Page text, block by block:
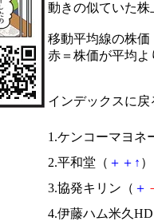
動きの似ていた
移動平均線の株価
赤＝株価が平均
インデックスに戻
1.ケンコーマヨネ
2.平和堂（ ＋ ＋ ↑
3.協発キリン（ ＋
4.伊藤ハム米久